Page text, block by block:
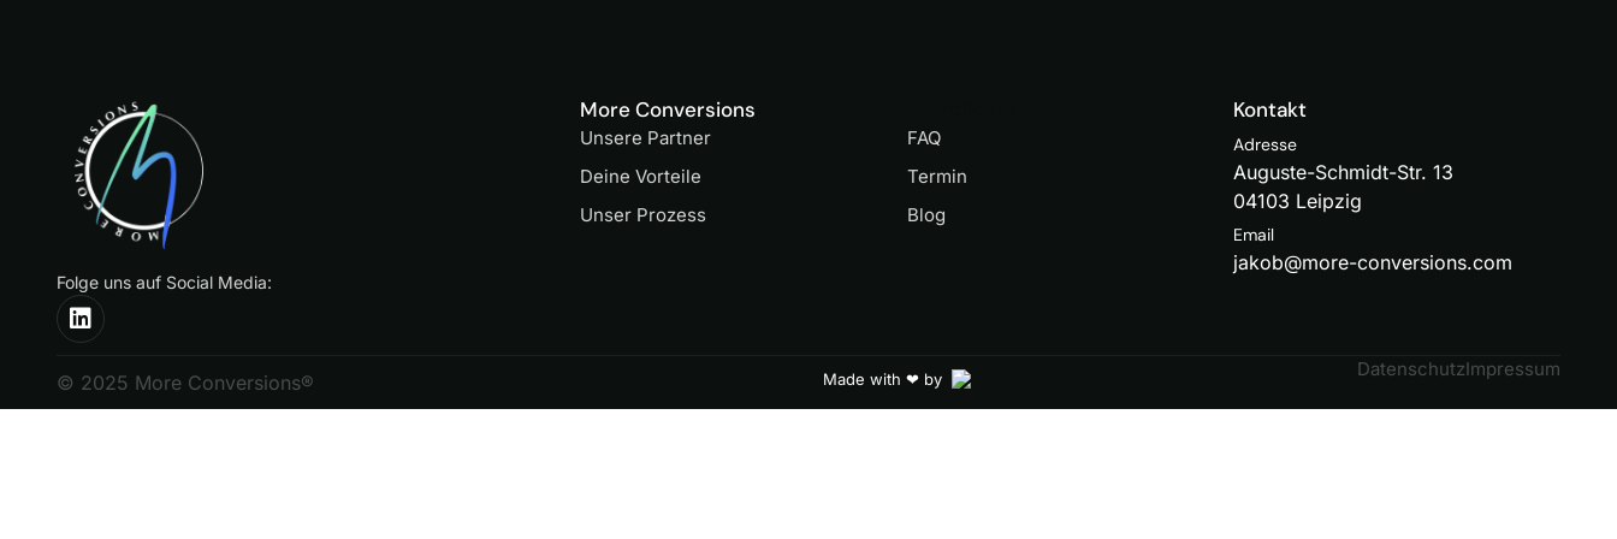
Kontakt
Adresse
Auguste-Schmidt-Str. 13
04103 Leipzig
Email
jakob@more-conversions.com
FAQ
Termin
Blog
More Conversions
Unsere Partner
Deine Vorteile
Unser Prozess
Folge uns auf Social Media:
DatenschutzImpressum
Made with ❤ by
© 2025 More Conversions®